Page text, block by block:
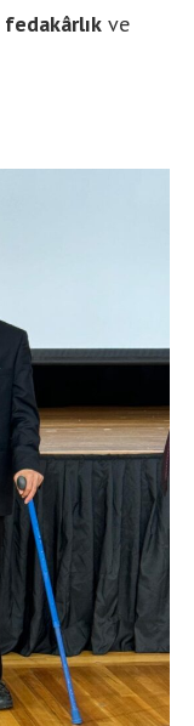
fedakârlık ve